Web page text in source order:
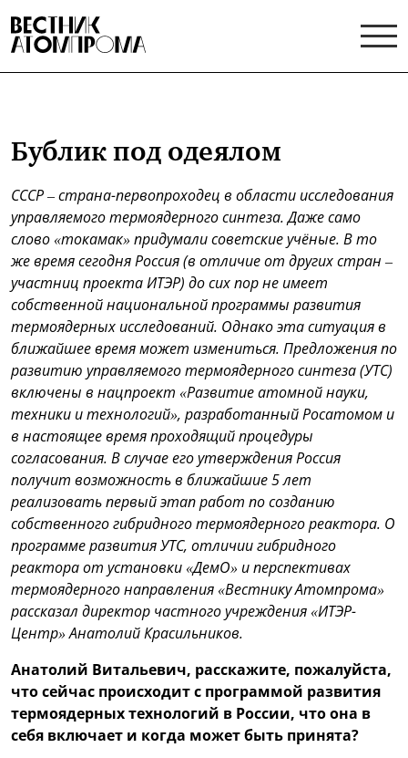
Бублик под одеялом
СССР – страна-первопроходец в области исследования
управляемого термоядерного синтеза. Даже само
слово «токамак» придумали советские учёные. В то
же время сегодня Россия (в отличие от других стран –
участниц проекта ИТЭР) до сих пор не имеет
собственной национальной программы развития
термоядерных исследований. Однако эта ситуация в
ближайшее время может измениться. Предложения по
развитию управляемого термоядерного синтеза (УТС)
включены в нацпроект «Развитие атомной науки,
техники и технологий», разработанный Росатомом и
в настоящее время проходящий процедуры
согласования. В случае его утверждения Россия
получит возможность в ближайшие 5 лет
реализовать первый этап работ по созданию
собственного гибридного термоядерного реактора. О
программе развития УТС, отличии гибридного
реактора от установки «ДемО» и перспективах
термоядерного направления «Вестнику Атомпрома»
рассказал директор частного учреждения «ИТЭР-
Центр» Анатолий Красильников.
Анатолий Витальевич, расскажите, пожалуйста,
что сейчас происходит с программой развития
термоядерных технологий в России, что она в
себя включает и когда может быть принята?